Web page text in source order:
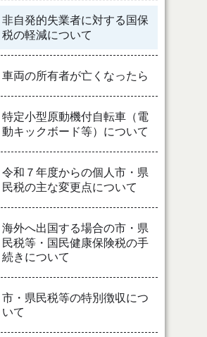
非自発的失業者に対する国保
税の軽減について
車両の所有者が亡くなったら
特定小型原動機付自転車（電
動キックボード等）について
令和７年度からの個人市・県
民税の主な変更点について
海外へ出国する場合の市・県
民税等・国民健康保険税の手
続きについて
市・県民税等の特別徴収につ
いて